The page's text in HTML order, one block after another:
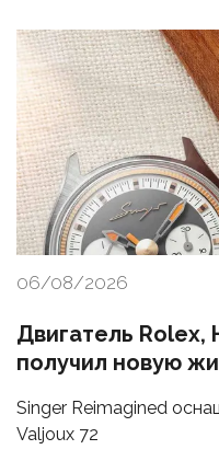
06/08/2026
Двигатель Rolex,
получил новую
Singer Reimagined
Valjoux 72